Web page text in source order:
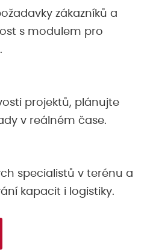
zákazníků a
s modulem pro
projektů, plánujte
v reálném čase.
specialistů v terénu a
kapacit i logistiky.